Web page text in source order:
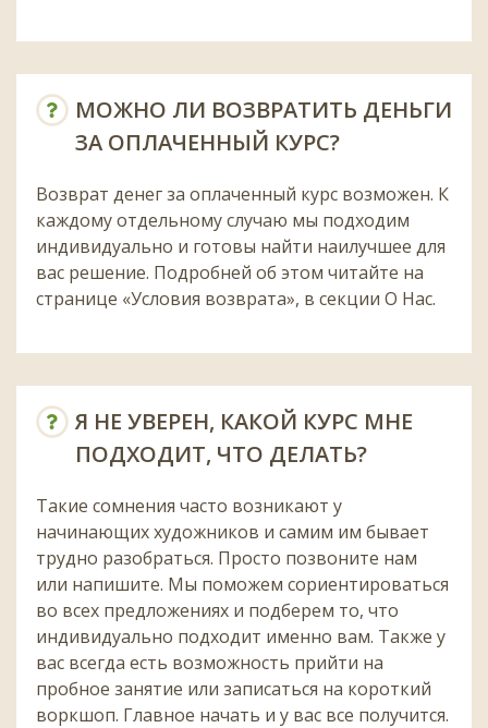
МОЖНО ЛИ ВОЗВРАТИТЬ ДЕНЬГИ
ЗА ОПЛАЧЕННЫЙ КУРС?
Возврат денег за оплаченный курс возможен. К
каждому отдельному случаю мы подходим
индивидуально и готовы найти наилучшее для
вас решение. Подробней об этом читайте на
странице «Условия возврата», в секции О Нас.
Я НЕ УВЕРЕН, КАКОЙ КУРС МНЕ
ПОДХОДИТ, ЧТО ДЕЛАТЬ?
Такие сомнения часто возникают у
начинающих художников и самим им бывает
трудно разобраться. Просто позвоните нам
или напишите. Мы поможем сориентироваться
во всех предложениях и подберем то, что
индивидуально подходит именно вам. Также у
вас всегда есть возможность прийти на
пробное занятие или записаться на короткий
воркшоп. Главное начать и у вас все получится.